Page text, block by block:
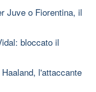
Juve o Fiorentina, il
bloccato il
l'attaccante